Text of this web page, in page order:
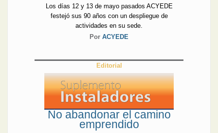
Los días 12 y 13 de mayo pasados ACYEDE
festejó sus 90 años con un despliegue de
actividades en su sede.
Por ACYEDE
Editorial
No abandonar el camino
emprendido